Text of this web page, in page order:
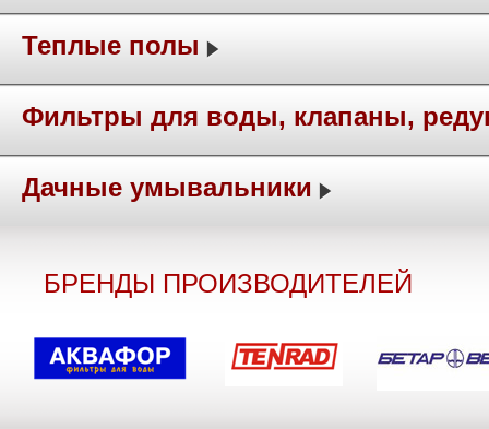
Теплые полы
Фильтры для воды, клапаны,
Дачные умывальники
БРЕНДЫ ПРОИЗВОДИТЕЛЕЙ